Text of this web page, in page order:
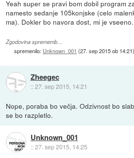
Yeah super se pravi bom dobil program
namesto sedanje 105konjske (celo
ma). Dokler bo navora dost, mi je vseeno.
Zgodovina sprememb…
spremenilo: Unknown_001 (27. sep 2015 ob 14:21)
Zheegec
::27. sep 2015, 14:21
Nope, poraba bo večja. Odzivnost bo
se bo razpletlo.
Unknown_001
::27. sep 2015, 14:25